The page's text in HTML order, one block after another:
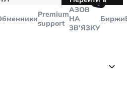
$5000
Telegram
Premium
support
🤙
AЗОВ
НА
ЗВ'ЯЗКУ
Биржи